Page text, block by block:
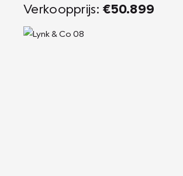
Verkoopprijs: €50.899